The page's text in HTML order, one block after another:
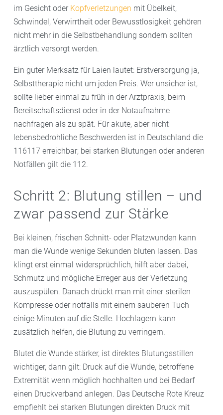
im Gesicht oder Kopfverletzungen mit Übelkeit,
Schwindel, Verwirrtheit oder Bewusstlosigkeit gehören
nicht mehr in die Selbstbehandlung sondern sollten
ärztlich versorgt werden.
Ein guter Merksatz für Laien lautet: Erstversorgung ja,
Selbsttherapie nicht um jeden Preis. Wer unsicher ist,
sollte lieber einmal zu früh in der Arztpraxis, beim
Bereitschaftsdienst oder in der Notaufnahme
nachfragen als zu spät. Für akute, aber nicht
lebensbedrohliche Beschwerden ist in Deutschland die
116117 erreichbar; bei starken Blutungen oder anderen
Notfällen gilt die 112.
Schritt 2: Blutung stillen – und
zwar passend zur Stärke
Bei kleinen, frischen Schnitt- oder Platzwunden kann
man die Wunde wenige Sekunden bluten lassen. Das
klingt erst einmal widersprüchlich, hilft aber dabei,
Schmutz und mögliche Erreger aus der Verletzung
auszuspülen. Danach drückt man mit einer sterilen
Kompresse oder notfalls mit einem sauberen Tuch
einige Minuten auf die Stelle. Hochlagern kann
zusätzlich helfen, die Blutung zu verringern.
Blutet die Wunde stärker, ist direktes Blutungsstillen
wichtiger, dann gilt: Druck auf die Wunde, betroffene
Extremität wenn möglich hochhalten und bei Bedarf
einen Druckverband anlegen. Das Deutsche Rote Kreuz
empfiehlt bei starken Blutungen direkten Druck mit